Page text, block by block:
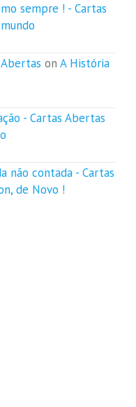
sempre ! - Cartas
on A História
- Cartas Abertas
não contada - Cartas
de Novo !